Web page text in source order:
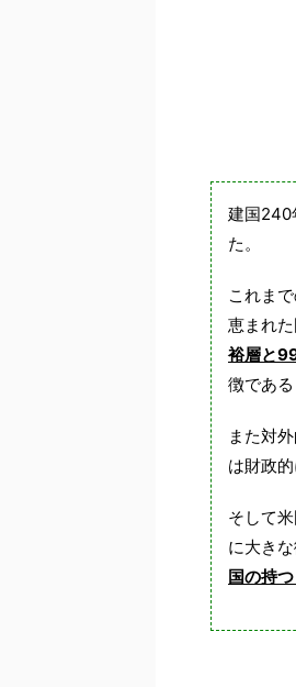
建国240
た。
これま
恵まれ
裕層と
徴である
また対
は財政
そして
に大き
国の持